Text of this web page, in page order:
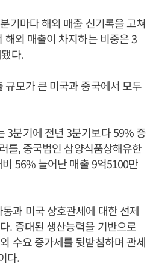
기마다 해외 매출 신기록을 고쳐
해외 매출이 차지하는 비중은 3
다.
규모가 큰 미국과 중국에서 모두
3분기에 전년 3분기보다 59% 증
를, 중국법인 삼양식품상해유한
56% 늘어난 매출 9억5100만
과 미국 상호관세에 대한 선제
. 증대된 생산능력을 기반으로
수요 증가세를 뒷받침하며 관세
다.